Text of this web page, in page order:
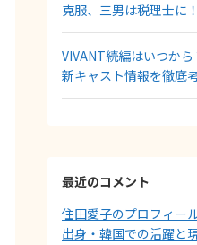
克服、三男は税理士に！
VIVANT続編はいつか
新キャスト情報を徹底
最近のコメント
住田愛子のプロフィー
出身・韓国での活躍と